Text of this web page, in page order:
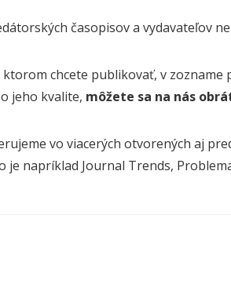
časopisov a vydavateľov
ktorom chcete publikovať, v
jeho kvalite, môžete sa na nás
vo viacerých otvorených aj
je napríklad Journal Trends,